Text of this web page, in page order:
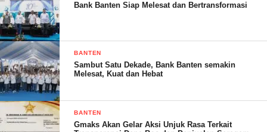
Adapun visi lembaga mewujudkan potensi potensi dan
intelegensi (SDM) Sumber daya manusia dibidang IPTEK di era
Globalisasi.
Ungkap A.HAMBALI harapan dengan berdirinya lembaga yang
dipimpinnya .Menggali SDM yg berpotensi agar mampu
mengoperasikan komputer dengan baik.Mewujudkan
keterampilan dan keahlian teknologi informasi Serta
mewujudkan kesempatan kerja luas dan mampu bekerja
Bank Banten Siap Melesat dan Bertransformasi
BANTEN
Sambut Satu Dekade, Bank Banten semakin
Melesat, Kuat dan Hebat
BANTEN
Gmaks Akan Gelar Aksi Unjuk Rasa Terkait